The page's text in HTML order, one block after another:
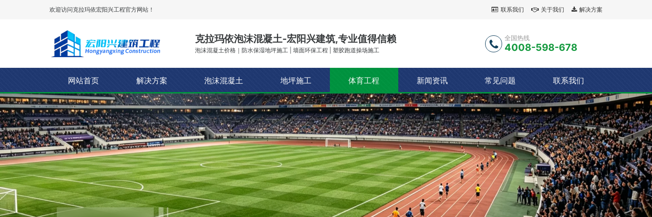
欢迎访问克拉玛依宏阳兴工程官方网站！ 解决方案
关于我们
联系我们
克拉玛依泡沫混凝土-宏阳兴建筑,专业值得信赖
泡沫混凝土价格｜防水保湿地坪施工 | 墙面环保工程 | 塑胶跑道操场施工
全国热线
4008-598-678
网站首页 解决方案 泡沫混凝土 地坪施工 体育工程 新闻资讯 常见问题 联系我们